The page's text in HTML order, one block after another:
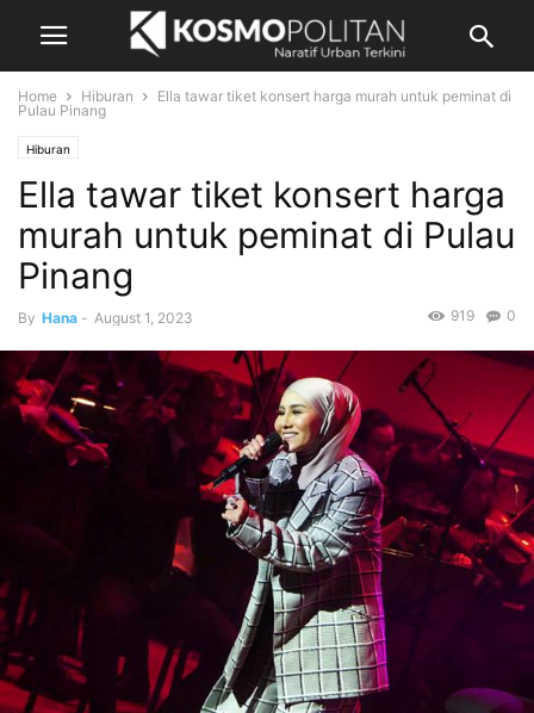
Home Hiburan
Ella tawar tiket konsert harga murah untuk peminat di
Pulau Pinang
Hiburan
Ella tawar tiket konsert harga
murah untuk peminat di Pulau
Pinang
By Hana - August 1, 2023 0
919